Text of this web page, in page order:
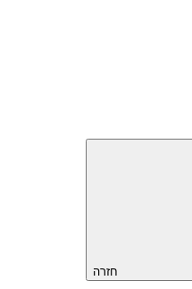
חזרה